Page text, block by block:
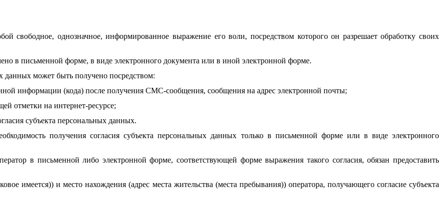
свободное, однозначное, информированное выражение его воли, посредством которого он разрешает обработку своих
в письменной форме, в виде электронного документа или в иной электронной форме.
данных может быть получено посредством:
информации (кода) после получения CMC-сообщения, сообщения на адрес электронной почты;
отметки на интернет-ресурсе;
субъекта персональных данных.
получения согласия субъекта персональных данных только в письменной форме или в виде электронного
в письменной либо электронной форме, соответствующей форме выражения такого согласия, обязан предоставить
имеется)) и место нахождения (адрес места жительства (места пребывания)) оператора, получающего согласие субъекта